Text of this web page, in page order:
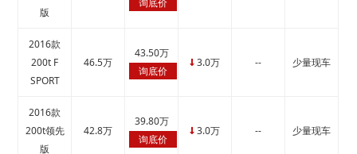
版
询底价
2016款
200t F
SPORT
46.5万
43.50万
询底价
↓ 3.0万 -- 少量现车
2016款
200t领先
版
42.8万
39.80万
询底价
↓ 3.0万 -- 少量现车